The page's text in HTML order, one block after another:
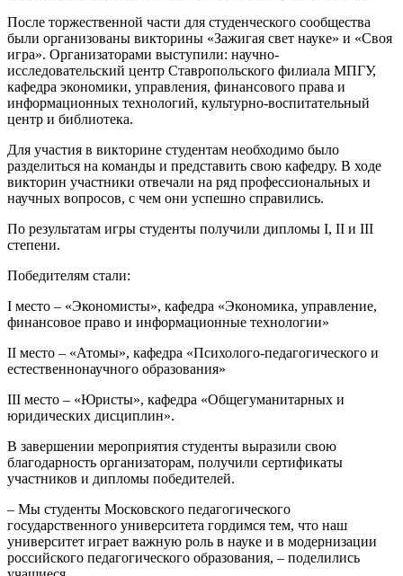
После торжественной части для студенческого сообщества
были организованы викторины «Зажигая свет науке» и «Своя
игра». Организаторами выступили: научно-
исследовательский центр Ставропольского филиала МПГУ,
кафедра экономики, управления, финансового права и
информационных технологий, культурно-воспитательный
центр и библиотека.
Для участия в викторине студентам необходимо было
разделиться на команды и представить свою кафедру. В ходе
викторин участники отвечали на ряд профессиональных и
научных вопросов, с чем они успешно справились.
По результатам игры студенты получили дипломы I, II и III
степени.
Победителям стали:
I место – «Экономисты», кафедра «Экономика, управление,
финансовое право и информационные технологии»
II место – «Атомы», кафедра «Психолого-педагогического и
естественнонаучного образования»
III место – «Юристы», кафедра «Общегуманитарных и
юридических дисциплин».
В завершении мероприятия студенты выразили свою
благодарность организаторам, получили сертификаты
участников и дипломы победителей.
– Мы студенты Московского педагогического
государственного университета гордимся тем, что наш
университет играет важную роль в науке и в модернизации
российского педагогического образования, – поделились